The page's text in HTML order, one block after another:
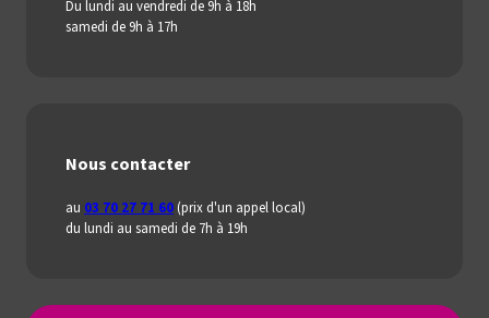
Du lundi au vendredi de 9h à 18h
samedi de 9h à 17h
Nous contacter
au 03 70 27 71 60 (prix d'un appel local)
du lundi au samedi de 7h à 19h